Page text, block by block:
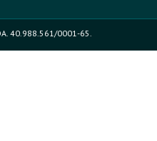
40.988.561/0001-65.